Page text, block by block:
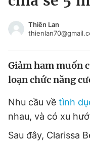
Chào ngày mới
Tin thị trường
Video
Sản phẩm khác
Tin đã xem
Thiên Lan
Giảm ham muốn
loạn chức năng
Nhu cầu về tình
nhau, và có xu
Sau đây, Clarissa